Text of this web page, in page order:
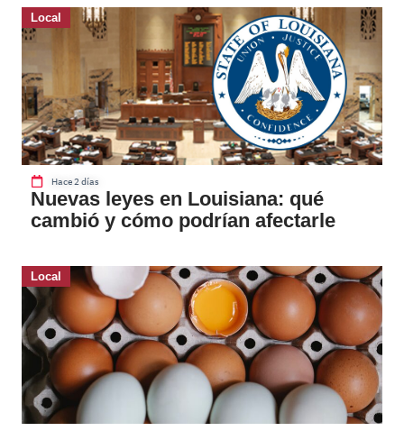
Local
Hace 2 días
Nuevas leyes en Louisiana: qué
cambió y cómo podrían afectarle
Local